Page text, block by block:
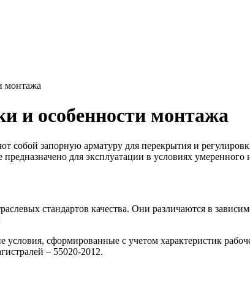
монтажа
и особенности монтажа
запорную арматуру для перекрытия и
для эксплуатации в условиях
стандартов качества. Они различаются в
сформированные с учетом характеристик
– 55020-2012.